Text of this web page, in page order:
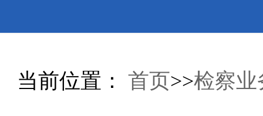
当前位置：首页>>检察业